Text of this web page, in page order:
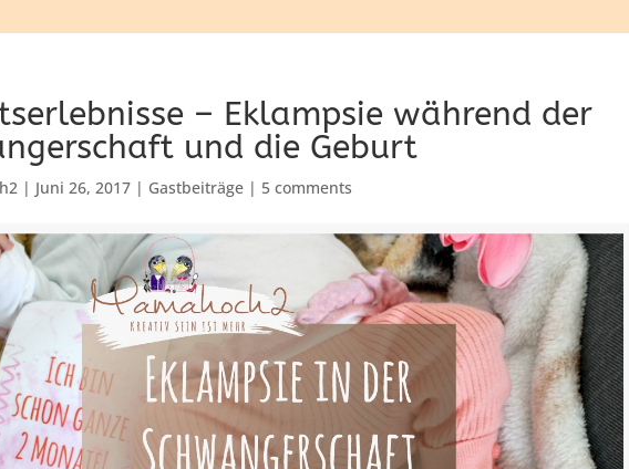
– Eklampsie während der
und die Geburt
| Juni 26, 2017 | Gastbeiträge | 5 comments